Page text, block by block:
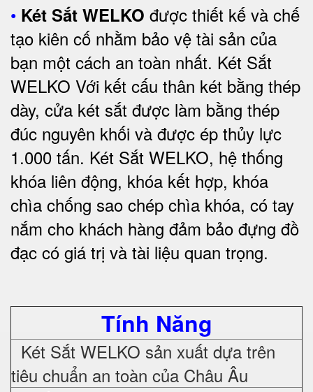
• Két Sắt WELKO được thiết kế và chế
tạo kiên cố nhằm bảo vệ tài sản của
bạn một cách an toàn nhất. Két Sắt
WELKO Với kết cấu thân két bằng thép
dày, cửa két sắt được làm bằng thép
đúc nguyên khối và được ép thủy lực
1.000 tấn. Két Sắt WELKO, hệ thống
khóa liên động, khóa kết hợp, khóa
chìa chống sao chép chìa khóa, có tay
nắm cho khách hàng đảm bảo đựng đồ
đạc có giá trị và tài liệu quan trọng.
Tính Năng
Két Sắt WELKO sản xuất dựa trên
tiêu chuẩn an toàn của Châu Âu